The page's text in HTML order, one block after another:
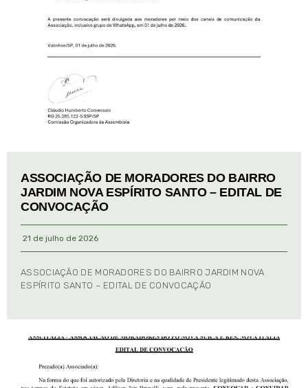
ASSOCIAÇÃO DE MORADORES DO BAIRRO
JARDIM NOVA ESPÍRITO SANTO – EDITAL DE
CONVOCAÇÃO
21 de julho de 2026
ASSOCIAÇÃO DE MORADORES DO BAIRRO JARDIM NOVA
ESPÍRITO SANTO – EDITAL DE CONVOCAÇÃO